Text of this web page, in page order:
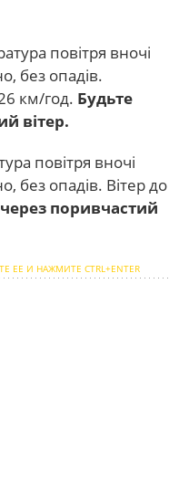
повітря вночі
без опадів.
км/год. Будьте
вітер.
повітря вночі
без опадів. Вітер до
поривчастий
И НАЖМИТЕ CTRL+ENTER